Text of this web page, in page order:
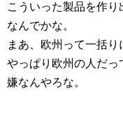
こういった製品を作り
なんでかな。
まあ、欧州って一括り
やっぱり欧州の人だ
嫌なんやろな。